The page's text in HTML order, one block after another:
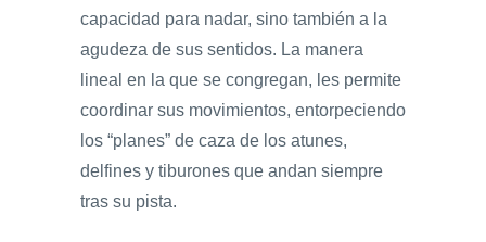
capacidad para nadar, sino también a la
agudeza de sus sentidos. La manera
lineal en la que se congregan, les permite
coordinar sus movimientos, entorpeciendo
los “planes” de caza de los atunes,
delfines y tiburones que andan siempre
tras su pista.